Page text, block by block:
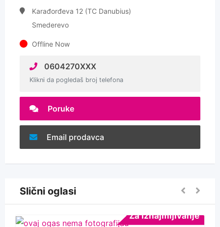
Karađorđeva 12 (TC Danubius)
Smederevo
Offline Now
0604270XXX
Klikni da pogledaš broj telefona
Poruke
Email prodavca
Slični oglasi
Za Iznajmljivanje